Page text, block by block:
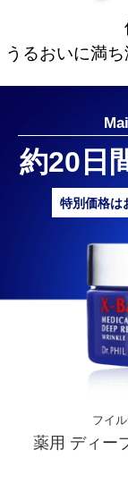
うるおいに満
約20日
特別価格は
フイ
薬用 ディー